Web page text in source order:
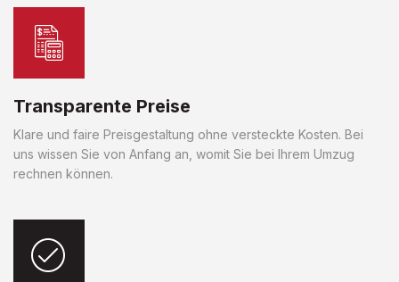
Transparente Preise
Klare und faire Preisgestaltung ohne versteckte Kosten. Bei
uns wissen Sie von Anfang an, womit Sie bei Ihrem Umzug
rechnen können.